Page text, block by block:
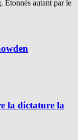
Étonnés autant par le
la dictature la